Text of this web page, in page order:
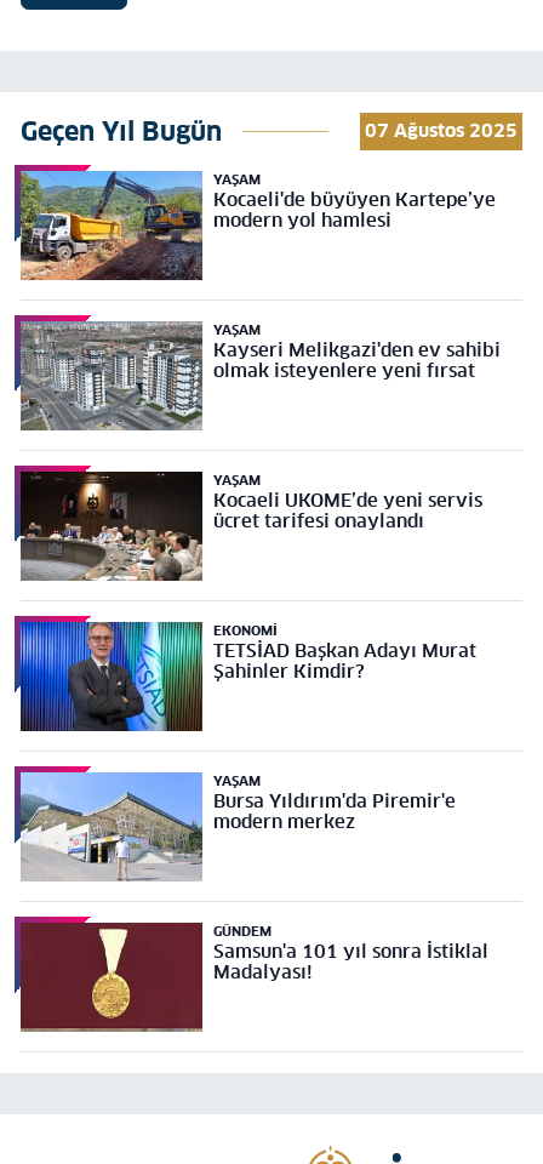
Geçen Yıl Bugün 07 Ağustos 2025
YAŞAM
Kocaeli'de büyüyen Kartepe’ye
modern yol hamlesi
YAŞAM
Kayseri Melikgazi'den ev sahibi
olmak isteyenlere yeni fırsat
YAŞAM
Kocaeli UKOME’de yeni servis
ücret tarifesi onaylandı
EKONOMI
TETSİAD Başkan Adayı Murat
Şahinler Kimdir?
YAŞAM
Bursa Yıldırım'da Piremir'e
modern merkez
GÜNDEM
Samsun'a 101 yıl sonra İstiklal
Madalyası!